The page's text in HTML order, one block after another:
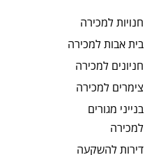
חנויותלמכירה
בית אבותלמכירה
חניונים למכירה
צימרים למכירה
בנייני מגורים
למכירה
דירות להשקעה